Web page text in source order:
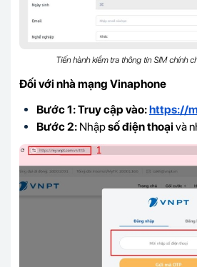
Tiến hành kiểm tra thông tin SIM chính
Đối với nhà mạng Vinaphone
Bước 1: Truy cập vào:https://
Bước 2: Nhậpsố điện thoại và